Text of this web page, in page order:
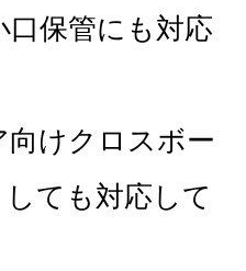
保管にも対応
向けクロスボー
ても対応して